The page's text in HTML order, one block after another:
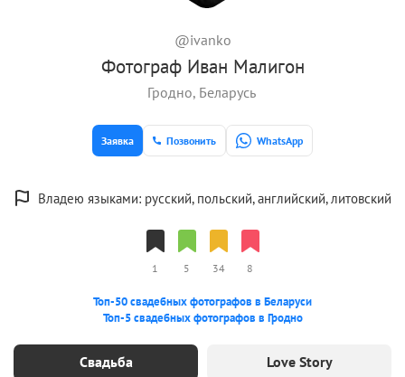
Фотограф Иван Малигон
@ivanko
Гродно, Беларусь
Заявка Позвонить WhatsApp
Владею языками: русский, польский, английский, литовский
1 5 34 8
Топ-50 свадебных фотографов в Беларуси
Топ-5 свадебных фотографов в Гродно
Свадьба Love Story